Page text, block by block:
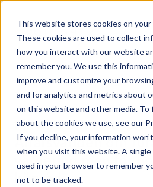
This website stores cookies on your
These cookies are used to collect
how you interact with our website
remember you. We use this
improve and customize your
and for analytics and metrics about
on this website and other media. To
about the cookies we use, see our
If you decline, your information
when you visit this website. A single
used in your browser to remember
not to be tracked.
Publicerat: 2025-08-06 11:02:44
Detta är en nyhet från nyhetsbyrån
Finwire om Tura
Affärsvärlden om
värdering men för
köpråd